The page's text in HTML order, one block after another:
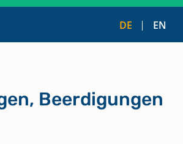
DE EN
Beerdigungen